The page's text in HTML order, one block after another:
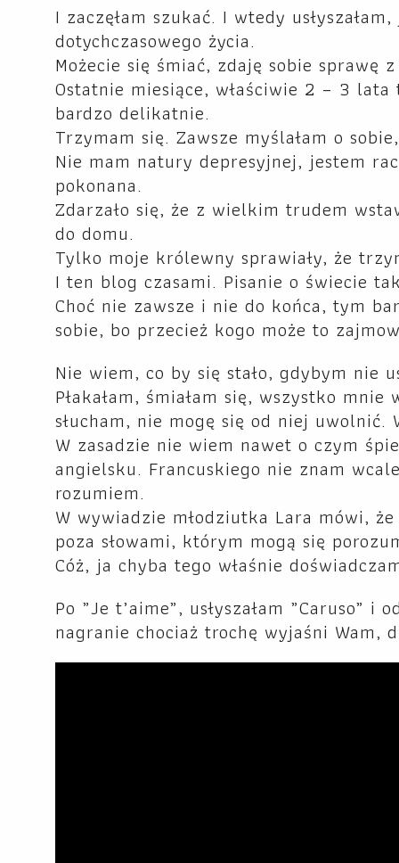
I zaczęłam szukać. I wtedy
dotychczasowego życia.
Możecie się śmiać, zdaję sobie
Ostatnie miesiące, właściwie 2 – 3
bardzo delikatnie.
Trzymam się. Zawsze myślałam o
Nie mam natury depresyjnej, jestem
pokonana.
Zdarzało się, że z wielkim trudem
do domu.
Tylko moje królewny sprawiały, że
I ten blog czasami. Pisanie o świecie
Choć nie zawsze i nie do końca, tym
sobie, bo przecież kogo może to
Nie wiem, co by się stało, gdybym nie
Płakałam, śmiałam się, wszystko
słucham, nie mogę się od niej uwolnić.
W zasadzie nie wiem nawet o czym
angielsku. Francuskiego nie znam
rozumiem.
W wywiadzie młodziutka Lara mówi,
poza słowami, którym mogą się
Cóż, ja chyba tego właśnie
Po „Je t’aime”, usłyszałam „Caruso”
nagranie chociaż trochę wyjaśni